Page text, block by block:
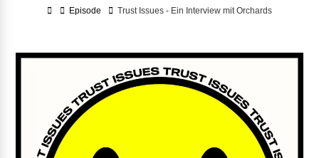
HomeEpisode Trust Issues - Ein Interview mit Orchards